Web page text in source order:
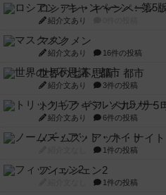
ロシアン・キャンペーン
紹介文あり
マスクメン
紹介文あり 16件の投稿
世界の七不思議：都市
紹介文あり 3件の投稿
トリックギア - ペルソナ5
紹介文あり 6件の投稿
ノームズ・アット・ナイト
1件の投稿
フィッシェン2
1件の投稿